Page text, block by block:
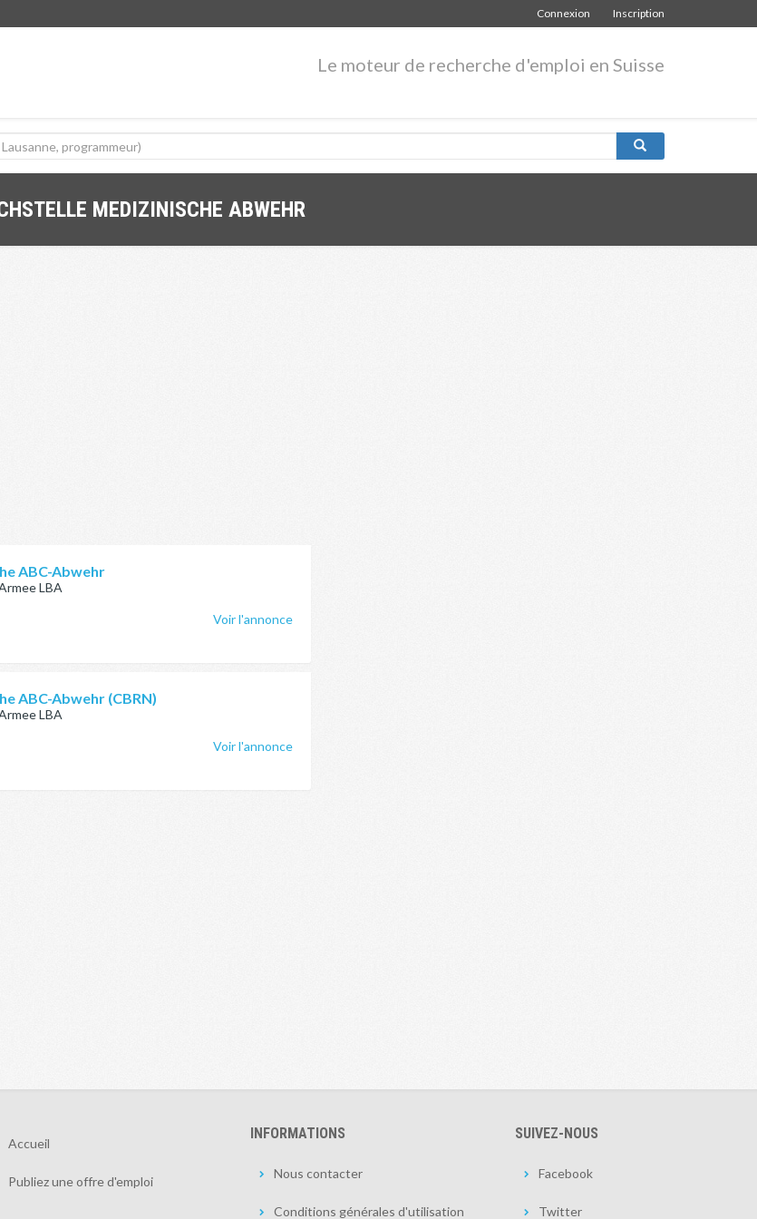
Inscription
Connexion
Le moteur de recherche d'emploi en Suisse
MEDIZINISCHE ABWEHR
ABC-Abwehr
LBA
Voir l'annonce
ABC-Abwehr (CBRN)
LBA
Voir l'annonce
Accueil
Publiez une offre d'emploi
INFORMATIONS
Nous contacter
Conditions générales d'utilisation
SUIVEZ-NOUS
Facebook
Twitter